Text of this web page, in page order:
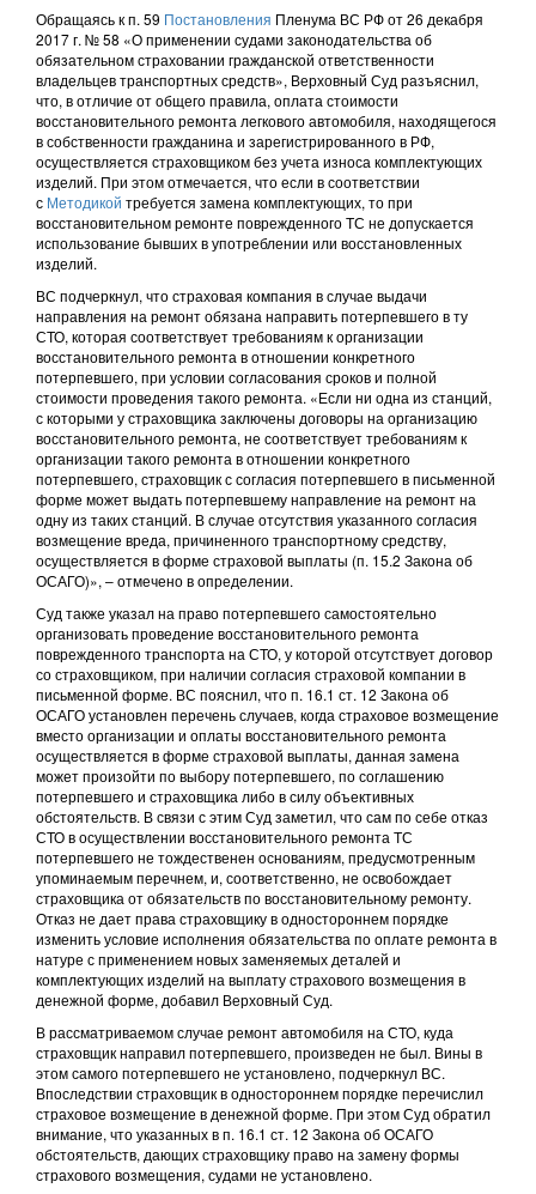
Обращаясь к п. 59 Постановления Пленума ВС РФ от 26 декабря
2017 г. № 58 «О применении судами законодательства об
обязательном страховании гражданской ответственности
владельцев транспортных средств», Верховный Суд разъяснил,
что, в отличие от общего правила, оплата стоимости
восстановительного ремонта легкового автомобиля, находящегося
в собственности гражданина и зарегистрированного в РФ,
осуществляется страховщиком без учета износа комплектующих
изделий. При этом отмечается, что если в соответствии
с Методикой требуется замена комплектующих, то при
восстановительном ремонте поврежденного ТС не допускается
использование бывших в употреблении или восстановленных
изделий.
ВС подчеркнул, что страховая компания в случае выдачи
направления на ремонт обязана направить потерпевшего в ту
СТО, которая соответствует требованиям к организации
восстановительного ремонта в отношении конкретного
потерпевшего, при условии согласования сроков и полной
стоимости проведения такого ремонта. «Если ни одна из станций,
с которыми у страховщика заключены договоры на организацию
восстановительного ремонта, не соответствует требованиям к
организации такого ремонта в отношении конкретного
потерпевшего, страховщик с согласия потерпевшего в письменной
форме может выдать потерпевшему направление на ремонт на
одну из таких станций. В случае отсутствия указанного согласия
возмещение вреда, причиненного транспортному средству,
осуществляется в форме страховой выплаты (п. 15.2 Закона об
ОСАГО)», – отмечено в определении.
Суд также указал на право потерпевшего самостоятельно
организовать проведение восстановительного ремонта
поврежденного транспорта на СТО, у которой отсутствует договор
со страховщиком, при наличии согласия страховой компании в
письменной форме. ВС пояснил, что п. 16.1 ст. 12 Закона об
ОСАГО установлен перечень случаев, когда страховое возмещение
вместо организации и оплаты восстановительного ремонта
осуществляется в форме страховой выплаты, данная замена
может произойти по выбору потерпевшего, по соглашению
потерпевшего и страховщика либо в силу объективных
обстоятельств. В связи с этим Суд заметил, что сам по себе отказ
СТО в осуществлении восстановительного ремонта ТС
потерпевшего не тождественен основаниям, предусмотренным
упоминаемым перечнем, и, соответственно, не освобождает
страховщика от обязательств по восстановительному ремонту.
Отказ не дает права страховщику в одностороннем порядке
изменить условие исполнения обязательства по оплате ремонта в
натуре с применением новых заменяемых деталей и
комплектующих изделий на выплату страхового возмещения в
денежной форме, добавил Верховный Суд.
В рассматриваемом случае ремонт автомобиля на СТО, куда
страховщик направил потерпевшего, произведен не был. Вины в
этом самого потерпевшего не установлено, подчеркнул ВС.
Впоследствии страховщик в одностороннем порядке перечислил
страховое возмещение в денежной форме. При этом Суд обратил
внимание, что указанных в п. 16.1 ст. 12 Закона об ОСАГО
обстоятельств, дающих страховщику право на замену формы
страхового возмещения, судами не установлено.